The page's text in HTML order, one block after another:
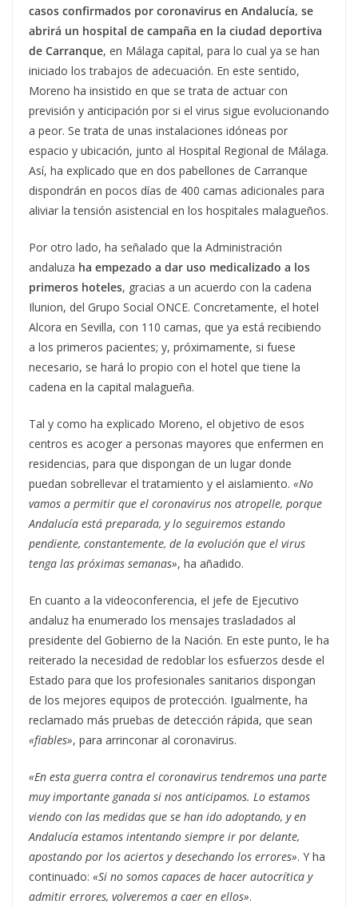
casos confirmados por coronavirus en Andalucía, se
abrirá un hospital de campaña en la ciudad deportiva
de Carranque, en Málaga capital, para lo cual ya se han
iniciado los trabajos de adecuación. En este sentido,
Moreno ha insistido en que se trata de actuar con
previsión y anticipación por si el virus sigue evolucionando
a peor. Se trata de unas instalaciones idóneas por
espacio y ubicación, junto al Hospital Regional de Málaga.
Así, ha explicado que en dos pabellones de Carranque
dispondrán en pocos días de 400 camas adicionales para
aliviar la tensión asistencial en los hospitales malagueños.
Por otro lado, ha señalado que la Administración
andaluza ha empezado a dar uso medicalizado a los
primeros hoteles, gracias a un acuerdo con la cadena
Ilunion, del Grupo Social ONCE. Concretamente, el hotel
Alcora en Sevilla, con 110 camas, que ya está recibiendo
a los primeros pacientes; y, próximamente, si fuese
necesario, se hará lo propio con el hotel que tiene la
cadena en la capital malagueña.
Tal y como ha explicado Moreno, el objetivo de esos
centros es acoger a personas mayores que enfermen en
residencias, para que dispongan de un lugar donde
puedan sobrellevar el tratamiento y el aislamiento. «No
vamos a permitir que el coronavirus nos atropelle, porque
Andalucía está preparada, y lo seguiremos estando
pendiente, constantemente, de la evolución que el virus
tenga las próximas semanas», ha añadido.
En cuanto a la videoconferencia, el jefe de Ejecutivo
andaluz ha enumerado los mensajes trasladados al
presidente del Gobierno de la Nación. En este punto, le ha
reiterado la necesidad de redoblar los esfuerzos desde el
Estado para que los profesionales sanitarios dispongan
de los mejores equipos de protección. Igualmente, ha
reclamado más pruebas de detección rápida, que sean
«fiables», para arrinconar al coronavirus.
«En esta guerra contra el coronavirus tendremos una parte
muy importante ganada si nos anticipamos. Lo estamos
viendo con las medidas que se han ido adoptando, y en
Andalucía estamos intentando siempre ir por delante,
apostando por los aciertos y desechando los errores». Y ha
continuado: «Si no somos capaces de hacer autocrítica y
admitir errores, volveremos a caer en ellos».